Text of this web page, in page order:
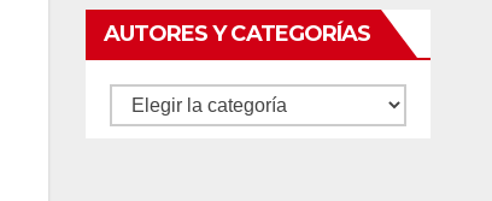
AUTORES Y CATEGORÍAS
Autores